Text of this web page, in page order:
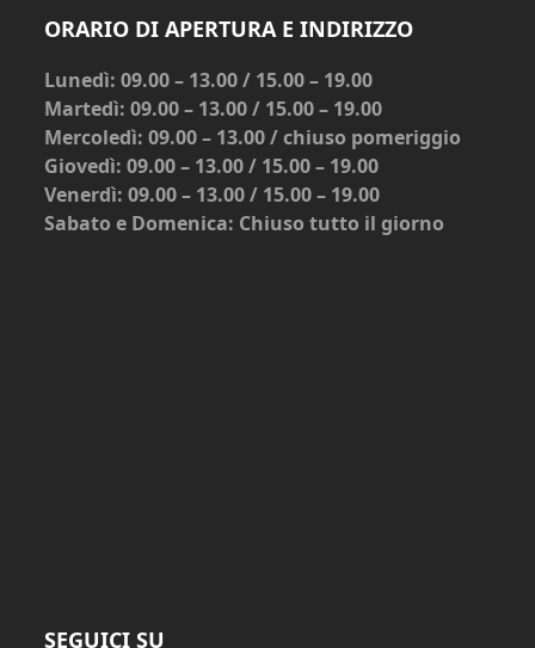
ORARIO DI APERTURA E INDIRIZZO
Lunedì: 09.00 – 13.00 / 15.00 – 19.00
Martedì: 09.00 – 13.00 / 15.00 – 19.00
Mercoledì: 09.00 – 13.00 / chiuso pomeriggio
Giovedì: 09.00 – 13.00 / 15.00 – 19.00
Venerdì: 09.00 – 13.00 / 15.00 – 19.00
Sabato e Domenica: Chiuso tutto il giorno
SEGUICI SU